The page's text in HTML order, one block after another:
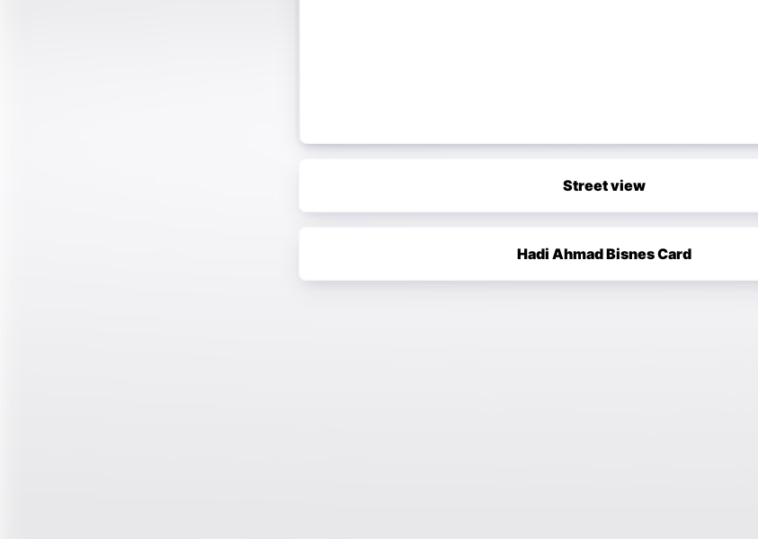
Street view
Hadi Ahmad Bisnes Card